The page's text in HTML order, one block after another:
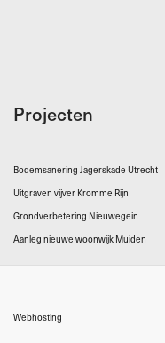
Projecten
Bodemsanering Jagerskade Utrecht
Uitgraven vijver Kromme Rijn
Grondverbetering Nieuwegein
Aanleg nieuwe woonwijk Muiden
Webhosting